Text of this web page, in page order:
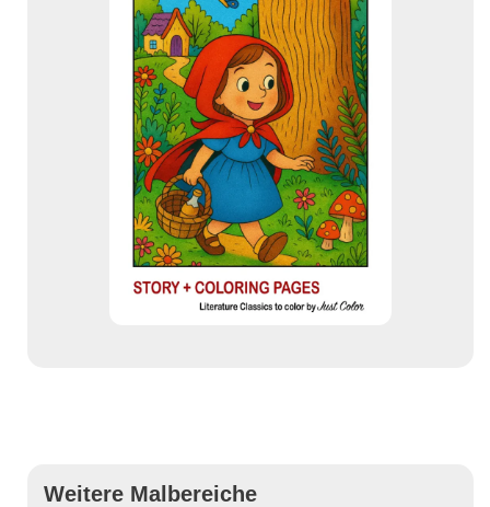
Weitere Malbereiche